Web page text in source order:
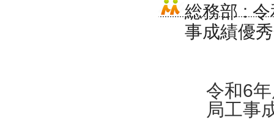
総務部 :
事成績優
令和6
局工事